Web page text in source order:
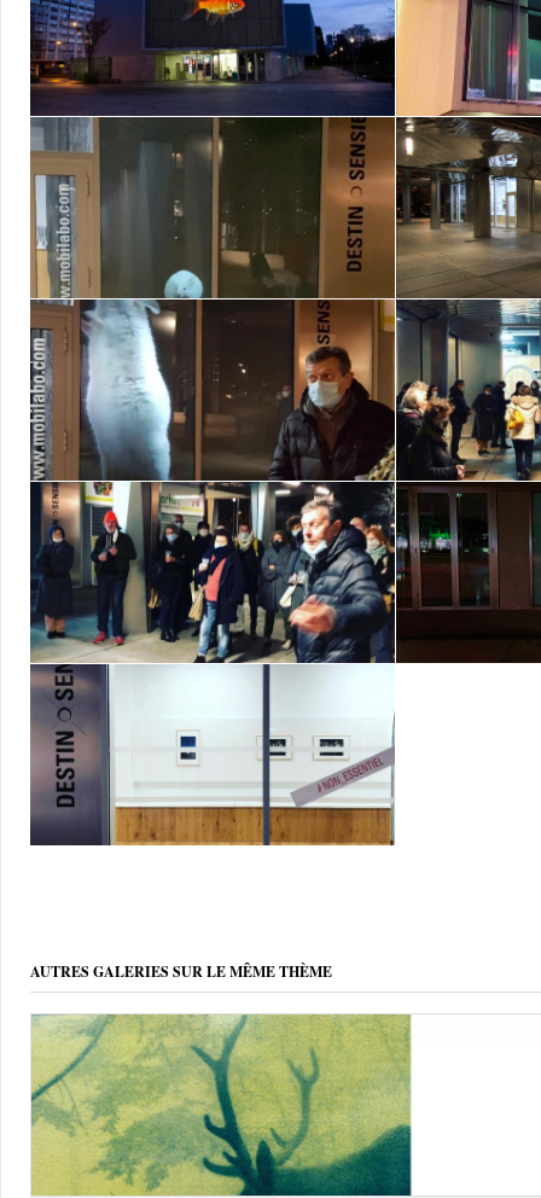
AUTRES GALERIES SUR LE MÊME THÈME